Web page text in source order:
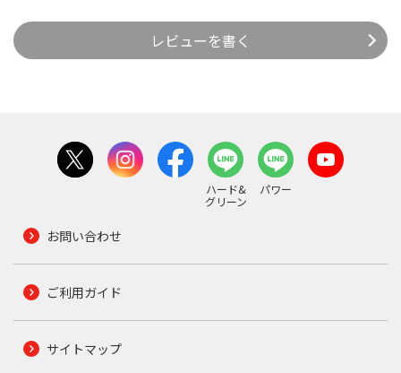
レビューを書く
ハード&
グリーン
パワー
お問い合わせ
ご利用ガイド
サイトマップ